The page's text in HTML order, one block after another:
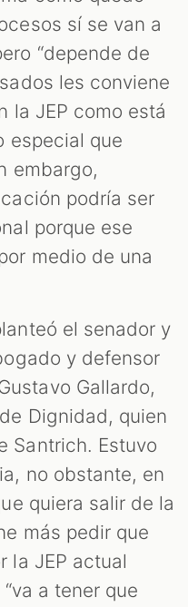
sí se van a
“depende de
les conviene
la JEP como está
especial que
embargo,
podría ser
porque ese
medio de una
el senador y
y defensor
Gallardo,
Dignidad, quien
Santrich. Estuvo
no obstante, en
quiera salir de la
más pedir que
la JEP actual
a tener que